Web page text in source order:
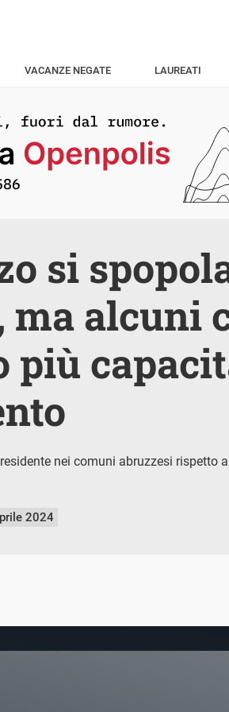
VACANZE NEGATE LAUREATI
si
ma alcuni
più
nei comuni abruzzesi rispetto
2024